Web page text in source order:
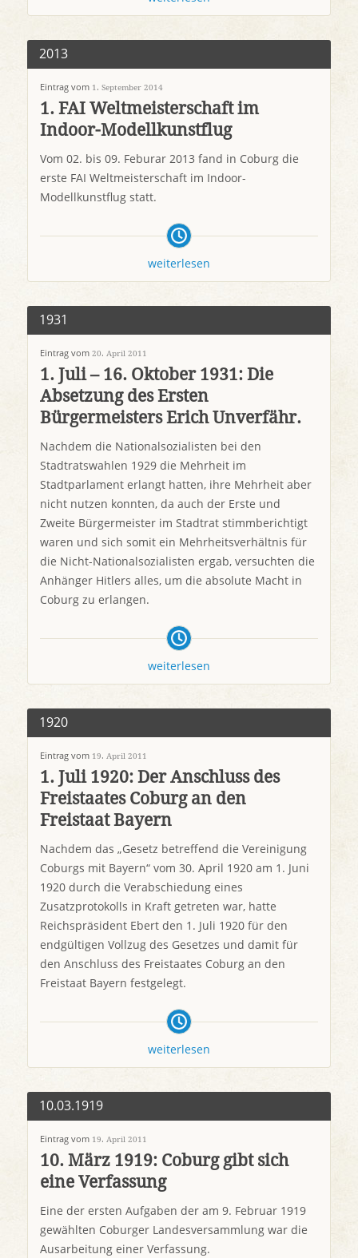
2013
Eintrag vom 1. September 2014
1. FAI Weltmeisterschaft im
Indoor-Modellkunstflug
Vom 02. bis 09. Feburar 2013 fand in Coburg die
erste FAI Weltmeisterschaft im Indoor-
Modellkunstflug statt.
weiterlesen
1931
Eintrag vom 20. April 2011
1. Juli – 16. Oktober 1931: Die
Absetzung des Ersten
Bürgermeisters Erich Unverfähr.
Nachdem die Nationalsozialisten bei den
Stadtratswahlen 1929 die Mehrheit im
Stadtparlament erlangt hatten, ihre Mehrheit aber
nicht nutzen konnten, da auch der Erste und
Zweite Bürgermeister im Stadtrat stimmberichtigt
waren und sich somit ein Mehrheitsverhältnis für
die Nicht-Nationalsozialisten ergab, versuchten die
Anhänger Hitlers alles, um die absolute Macht in
Coburg zu erlangen.
weiterlesen
1920
Eintrag vom 19. April 2011
1. Juli 1920: Der Anschluss des
Freistaates Coburg an den
Freistaat Bayern
Nachdem das „Gesetz betreffend die Vereinigung
Coburgs mit Bayern“ vom 30. April 1920 am 1. Juni
1920 durch die Verabschiedung eines
Zusatzprotokolls in Kraft getreten war, hatte
Reichspräsident Ebert den 1. Juli 1920 für den
endgültigen Vollzug des Gesetzes und damit für
den Anschluss des Freistaates Coburg an den
Freistaat Bayern festgelegt.
weiterlesen
10.03.1919
Eintrag vom 19. April 2011
10. März 1919: Coburg gibt sich
eine Verfassung
Eine der ersten Aufgaben der am 9. Februar 1919
gewählten Coburger Landesversammlung war die
Ausarbeitung einer Verfassung.